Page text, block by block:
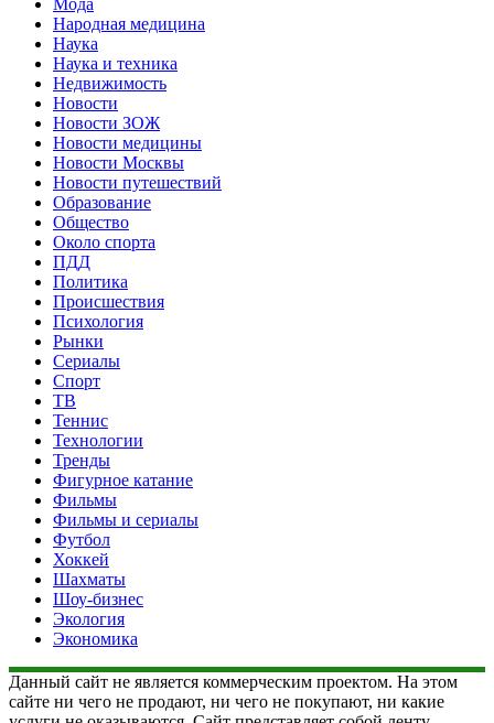
Мода
Народная медицина
Наука
Наука и техника
Недвижимость
Новости
Новости ЗОЖ
Новости медицины
Новости Москвы
Новости путешествий
Образование
Общество
Около спорта
ПДД
Политика
Происшествия
Психология
Рынки
Сериалы
Спорт
ТВ
Теннис
Технологии
Тренды
Фигурное катание
Фильмы
Фильмы и сериалы
Футбол
Хоккей
Шахматы
Шоу-бизнес
Экология
Экономика
Данный сайт не является коммерческим проектом. На этом
сайте ни чего не продают, ни чего не покупают, ни какие